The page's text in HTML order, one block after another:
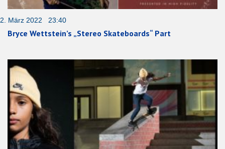
2. März 2022 23:40
Bryce Wettstein’s „Stereo Skateboards“ Part